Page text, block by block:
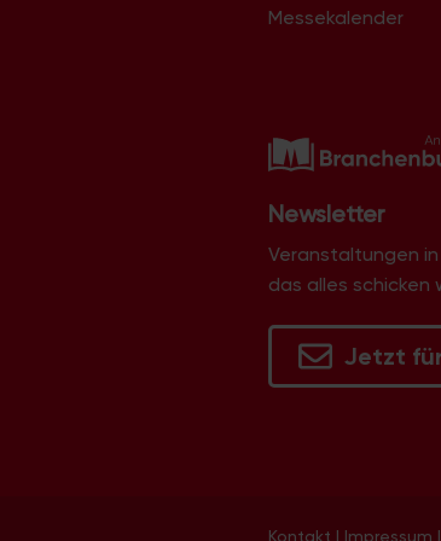
Messekalender
Newsletter
Veranstaltungen
das alles schicken
Jetzt
Kontakt | Impressum |